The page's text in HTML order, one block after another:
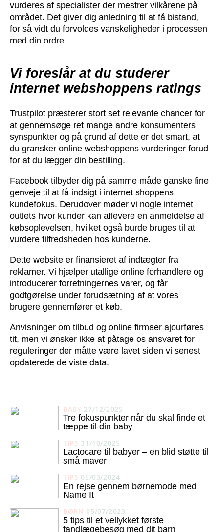
vurderes af specialister der mestrer vilkårene på
området. Det giver dig anledning til at få bistand,
for så vidt du forvoldes vanskeligheder i processen
med din ordre.
Vi foreslår at du studerer
internet webshoppens ratings
Trustpilot præsterer stort set relevante chancer for
at gennemsøge ret mange andre konsumenters
synspunkter og på grund af dette er det smart, at
du gransker online webshoppens vurderinger forud
for at du lægger din bestilling.
Facebook tilbyder dig på samme måde ganske fine
genveje til at få indsigt i internet shoppens
kundefokus. Derudover møder vi nogle internet
outlets hvor kunder kan aflevere en anmeldelse af
købsoplevelsen, hvilket også burde bruges til at
vurdere tilfredsheden hos kunderne.
Dette website er finansieret af indtægter fra
reklamer. Vi hjælper utallige online forhandlere og
introducerer forretningernes varer, og får
godtgørelse under forudsætning af at vores
brugere gennemfører et køb.
Anvisninger om tilbud og online firmaer ajourføres
tit, men vi ønsker ikke at påtage os ansvaret for
reguleringer der måtte være lavet siden vi senest
opdaterede de viste data.
BABY 27/12/2025
Tre fokuspunkter når du skal finde et
tæppe til din baby
TIPS 31/10/2025
Lactocare til babyer – en blid støtte til
små maver
TIPS 05/03/2024
En rejse gennem børnemode med
Name It
BØRN 05/07/2023
5 tips til et vellykket første
tandlægebesøg med dit barn